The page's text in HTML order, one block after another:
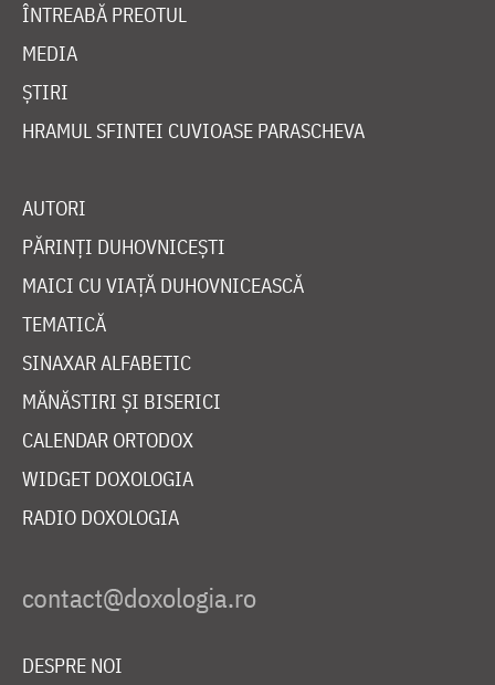
ÎNTREABĂ PREOTUL
MEDIA
ȘTIRI
HRAMUL SFINTEI CUVIOASE PARASCHEVA
AUTORI
PĂRINȚI DUHOVNICEȘTI
MAICI CU VIAȚĂ DUHOVNICEASCĂ
TEMATICĂ
SINAXAR ALFABETIC
MĂNĂSTIRI ȘI BISERICI
CALENDAR ORTODOX
WIDGET DOXOLOGIA
RADIO DOXOLOGIA
DESPRE NOI